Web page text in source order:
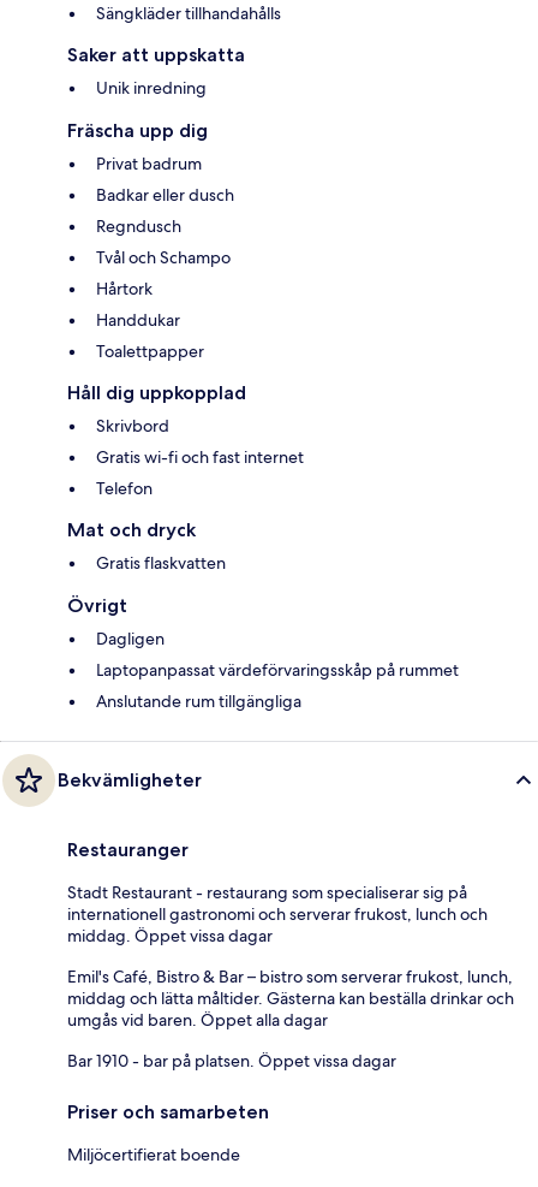
Sängkläder tillhandahålls
Saker att uppskatta
Unik inredning
Fräscha upp dig
Privat badrum
Badkar eller dusch
Regndusch
Tvål och Schampo
Hårtork
Handdukar
Toalettpapper
Håll dig uppkopplad
Skrivbord
Gratis wi-fi och fast internet
Telefon
Mat och dryck
Gratis flaskvatten
Övrigt
Dagligen
Laptopanpassat värdeförvaringsskåp på rummet
Anslutande rum tillgängliga
Bekvämligheter
Restauranger
Stadt Restaurant - restaurang som specialiserar sig på
internationell gastronomi och serverar frukost, lunch och
middag. Öppet vissa dagar
Emil's Café, Bistro & Bar – bistro som serverar frukost, lunch,
middag och lätta måltider. Gästerna kan beställa drinkar och
umgås vid baren. Öppet alla dagar
Bar 1910 - bar på platsen. Öppet vissa dagar
Priser och samarbeten
Miljöcertifierat boende